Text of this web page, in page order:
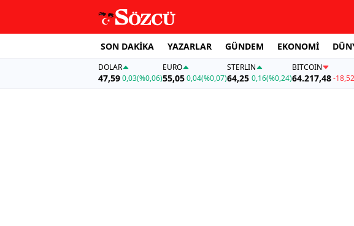
SON DAKİKA YAZARLAR GÜNDEM EKONOMİ
DOLAR
47,590,03(%0,06)
EURO
55,05 0,04(%0,07)
STERLIN
64,25 0,16(%0,24)
BITCOIN
64.217,48-18,52